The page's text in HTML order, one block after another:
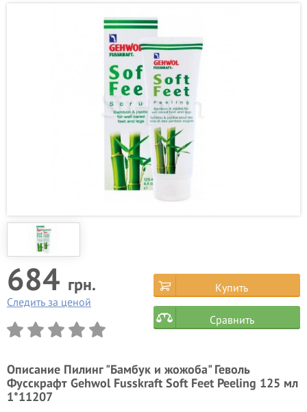
684 грн.
Следить за ценой
Купить
Сравнить
Описание Пилинг "Бамбук и жожоба" Геволь
Фусскрафт Gehwol Fusskraft Soft Feet Peeling 125 мл
1*11207